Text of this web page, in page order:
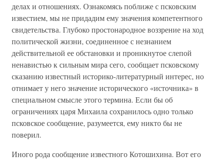
делах и отношениях. Ознакомясь поближе с псковским
известием, мы не придадим ему значения компетентного
свидетельства. Глубоко простонародное воззрение на ход
политической жизни, соединенное с незнанием
действительной ее обстановки и проникнутое слепой
ненавистью к сильным мира сего, сообщает псковскому
сказанию известный историко-литературный интерес, но
отнимает у него значение исторического «источника» в
специальном смысле этого термина. Если бы об
ограничениях царя Михаила сохранилось одно только
псковское сообщение, разумеется, ему никто бы не
поверил.
Иного рода сообщение известного Котошихина. Вот его